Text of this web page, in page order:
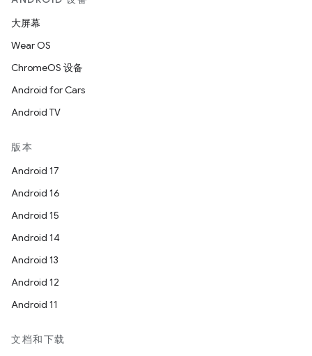
大屏幕
Wear OS
ChromeOS 设备
Android for Cars
Android TV
版本
Android 17
Android 16
Android 15
Android 14
Android 13
Android 12
Android 11
文档和下载